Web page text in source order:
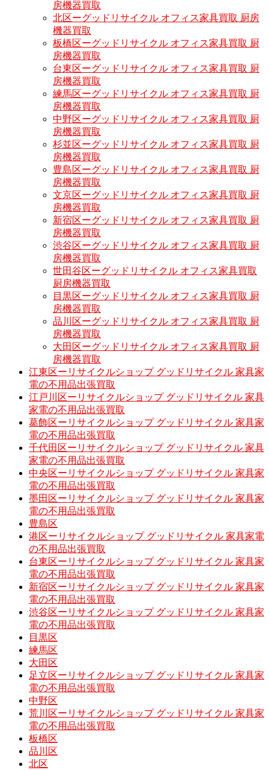
房機器買取
北区ーグッドリサイクル オフィス家具買取 厨房
機器買取
板橋区ーグッドリサイクル オフィス家具買取 厨
房機器買取
台東区ーグッドリサイクル オフィス家具買取 厨
房機器買取
練馬区ーグッドリサイクル オフィス家具買取 厨
房機器買取
中野区ーグッドリサイクル オフィス家具買取 厨
房機器買取
杉並区ーグッドリサイクル オフィス家具買取 厨
房機器買取
豊島区ーグッドリサイクル オフィス家具買取 厨
房機器買取
文京区ーグッドリサイクル オフィス家具買取 厨
房機器買取
新宿区ーグッドリサイクル オフィス家具買取 厨
房機器買取
渋谷区ーグッドリサイクル オフィス家具買取 厨
房機器買取
世田谷区ーグッドリサイクル オフィス家具買取
厨房機器買取
目黒区ーグッドリサイクル オフィス家具買取 厨
房機器買取
品川区ーグッドリサイクル オフィス家具買取 厨
房機器買取
大田区ーグッドリサイクル オフィス家具買取 厨
房機器買取
江東区ーリサイクルショップ グッドリサイクル 家具家
電の不用品出張買取
江戸川区ーリサイクルショップ グッドリサイクル 家具
家電の不用品出張買取
葛飾区ーリサイクルショップ グッドリサイクル 家具家
電の不用品出張買取
千代田区ーリサイクルショップ グッドリサイクル 家具
家電の不用品出張買取
中央区ーリサイクルショップ グッドリサイクル 家具家
電の不用品出張買取
墨田区ーリサイクルショップ グッドリサイクル 家具家
電の不用品出張買取
豊島区
港区ーリサイクルショップ グッドリサイクル 家具家電
の不用品出張買取
台東区ーリサイクルショップ グッドリサイクル 家具家
電の不用品出張買取
新宿区ーリサイクルショップ グッドリサイクル 家具家
電の不用品出張買取
渋谷区ーリサイクルショップ グッドリサイクル 家具家
電の不用品出張買取
目黒区
練馬区
大田区
足立区ーリサイクルショップ グッドリサイクル 家具家
電の不用品出張買取
中野区
荒川区ーリサイクルショップ グッドリサイクル 家具家
電の不用品出張買取
板橋区
品川区
北区